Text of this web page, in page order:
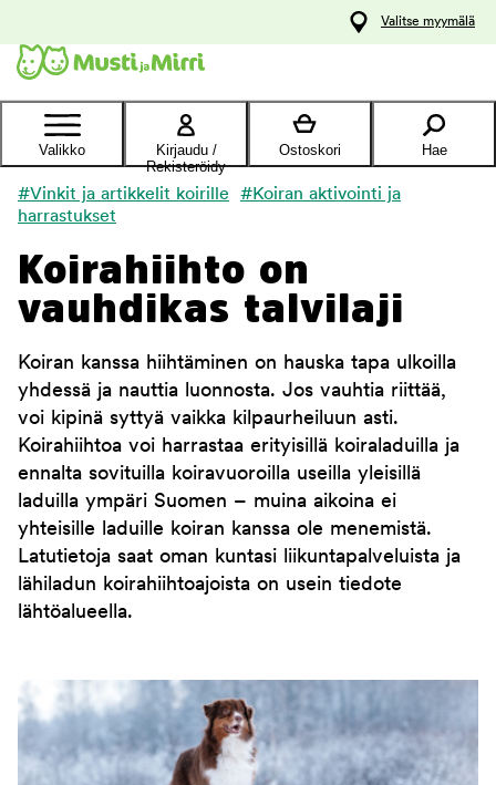
Ota yhteyttä
asiakaspalveluun
Valitse myymälä
Valikko
Kirjaudu /
Rekisteröidy
Ostoskori Hae
#Vinkit ja artikkelit koirille
#Koiran aktivointi ja
harrastukset
Koirahiihto on
vauhdikas talvilaji
Koiran kanssa hiihtäminen on hauska tapa ulkoilla
yhdessä ja nauttia luonnosta. Jos vauhtia riittää,
voi kipinä syttyä vaikka kilpaurheiluun asti.
Koirahiihtoa voi harrastaa erityisillä koiraladuilla ja
ennalta sovituilla koiravuoroilla useilla yleisillä
laduilla ympäri Suomen – muina aikoina ei
yhteisille laduille koiran kanssa ole menemistä.
Latutietoja saat oman kuntasi liikuntapalveluista ja
lähiladun koirahiihtoajoista on usein tiedote
lähtöalueella.